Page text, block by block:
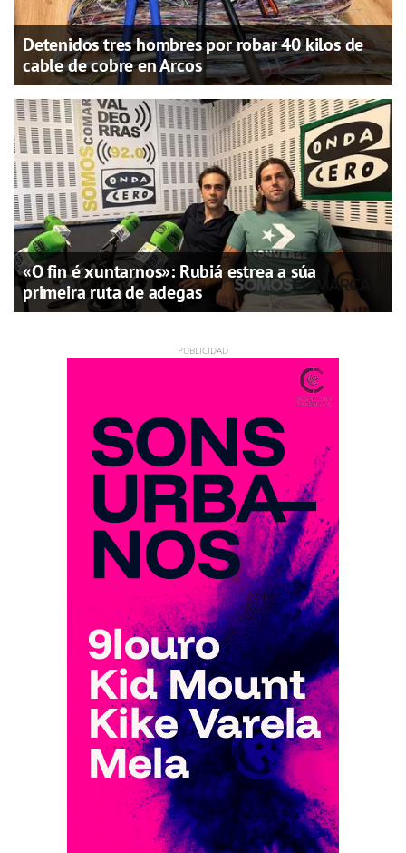
Detenidos tres hombres por robar 40 kilos de
cable de cobre en Arcos
«O fin é xuntarnos»: Rubiá estrea a súa
primeira ruta de adegas